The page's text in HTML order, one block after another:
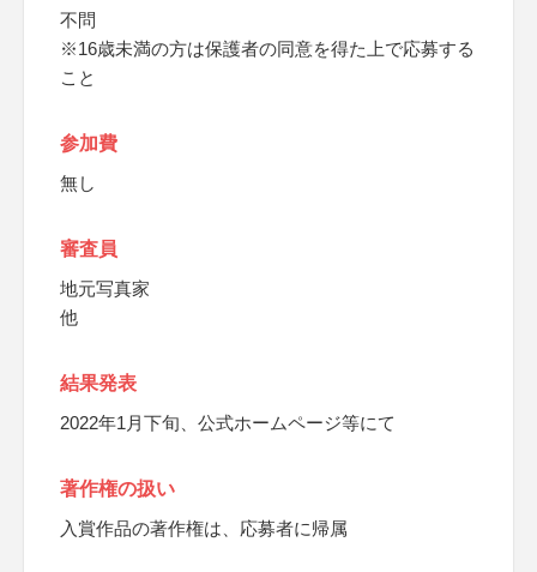
不問
※16歳未満の方は保護者の同意を得た上で応募する
こと
参加費
無し
審査員
地元写真家
他
結果発表
2022年1月下旬、公式ホームページ等にて
著作権の扱い
入賞作品の著作権は、応募者に帰属